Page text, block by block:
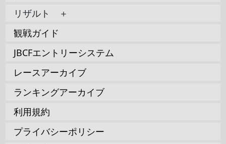
リザルト ＋
観戦ガイド
JBCFエントリーシステム
レースアーカイブ
ランキングアーカイブ
利用規約
プライバシーポリシー